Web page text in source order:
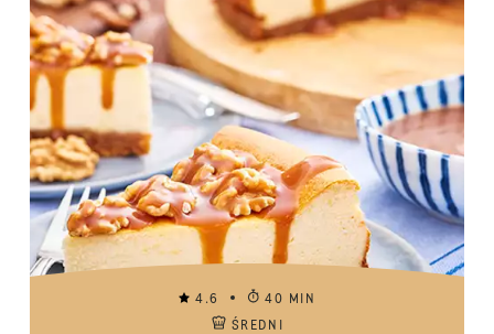
4.6
40 MIN
ŚREDNI